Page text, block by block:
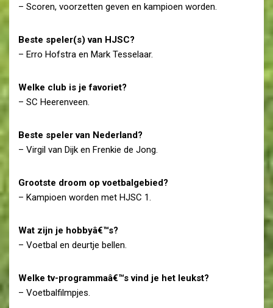
– Scoren, voorzetten geven en kampioen worden.
Beste speler(s) van HJSC?
– Erro Hofstra en Mark Tesselaar.
Welke club is je favoriet?
– SC Heerenveen.
Beste speler van Nederland?
– Virgil van Dijk en Frenkie de Jong.
Grootste droom op voetbalgebied?
– Kampioen worden met HJSC 1.
Wat zijn je hobbyâ€™s?
– Voetbal en deurtje bellen.
Welke tv-programmaâ€™s vind je het leukst?
– Voetbalfilmpjes.